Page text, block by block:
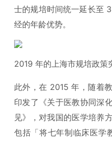
士的规培时间统一延长至
经的年龄优势。
2019 年的上海市规培政策
此外，在 2015 年，随着
印发了《关于医教协同深
见》，对我国的医学培养
包括「将七年制临床医学